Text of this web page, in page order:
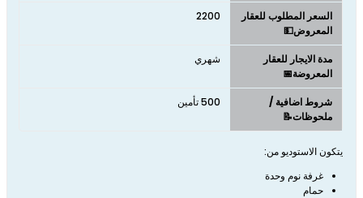
السعر المطلوب للعقار
المعروض💵
2200
مدة الايجار للعقار
المعروضة📅
شهري
شروط اضافية /
ملحوظات📝
500 تأمين
يتكون الاستوديو من:
غرفة نوم وحدة
​​​​​حمام